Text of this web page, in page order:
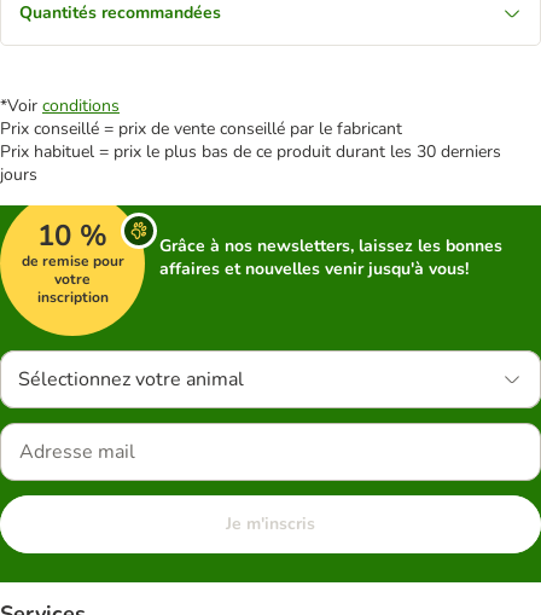
Quantités recommandées
*Voir conditions
Prix conseillé = prix de vente conseillé par le fabricant
Prix habituel = prix le plus bas de ce produit durant les 30 derniers
jours
10 %
de remise pour
votre
inscription
Grâce à nos newsletters, laissez les bonnes
affaires et nouvelles venir jusqu'à vous!
Sélectionnez votre animal
Je m'inscris